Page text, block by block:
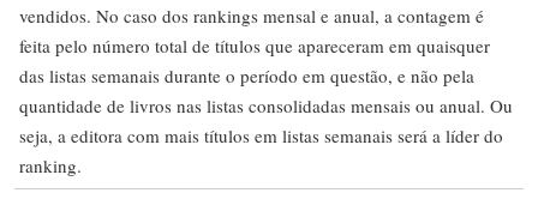
vendidos. No caso dos rankings mensal e anual, a contagem é
feita pelo número total de títulos que apareceram em quaisquer
das listas semanais durante o período em questão, e não pela
quantidade de livros nas listas consolidadas mensais ou anual. Ou
seja, a editora com mais títulos em listas semanais será a líder do
ranking.